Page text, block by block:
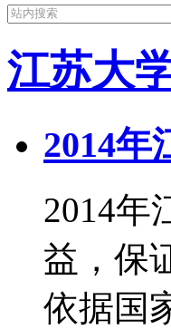
江苏大
2014年
2014
益，保
依据国